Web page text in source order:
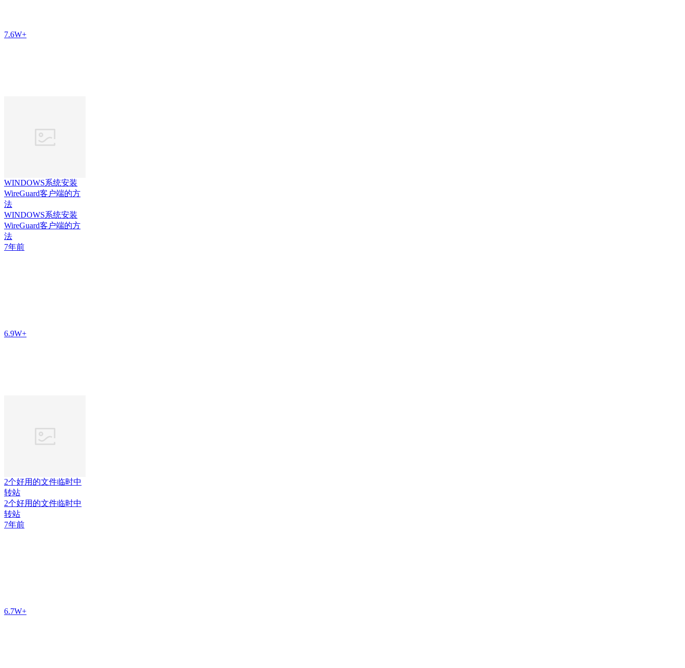
7.6W+
WINDOWS系统安装
WireGuard客户端的方
法
WINDOWS系统安装
WireGuard客户端的方
法
7年前
6.9W+
2个好用的文件临时中
转站
2个好用的文件临时中
转站
7年前
6.7W+